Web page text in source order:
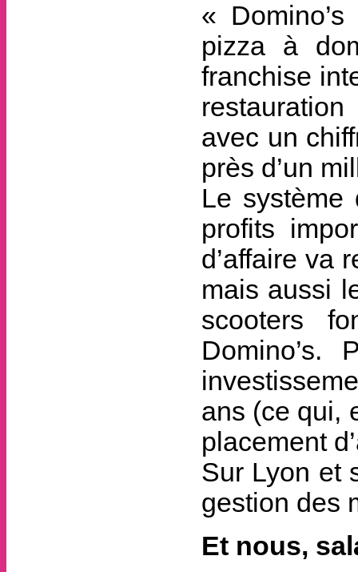
«
pizza à
franchise
avec un
près d’un
Le système
profits
d’affaire va
mais aussi
scooters
Domino’s.
ans (ce qui,
placement
Sur Lyon et
gestion des
Et nous,